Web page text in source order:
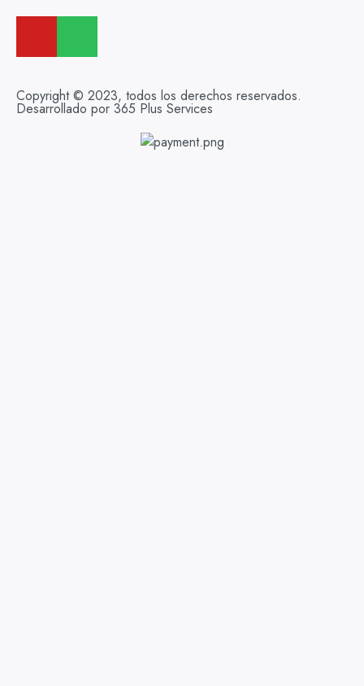
Copyright © 2023, todos los derechos reservados.
Desarrollado por 365 Plus Services